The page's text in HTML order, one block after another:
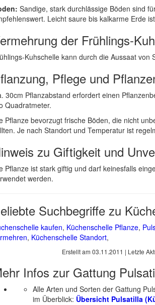
Sandige, stark durchlässige Böden sind
Leicht saure bis kalkarme Erde
der Frühlings-
Kuhschelle kann durch die Aussaat von
Pflege und
30cm Pflanzabstand erfordert einen
Quadratmeter.
Pflanze bevorzugt frische Böden, die nicht
Je nach Standort und Temperatur ist
zu Giftigkeit und
Pflanze ist stark giftig und darf keinesfalls
werden.
Suchbegriffe zu
kaufen, Küchenschelle Pflanze,
, Küchenschelle Standort,
Erstellt am 03.11.2011 | Letzte
Infos zur Gattung
Alle Arten und Sorten der Gattung
im Überblick: Übersicht Pulsatilla